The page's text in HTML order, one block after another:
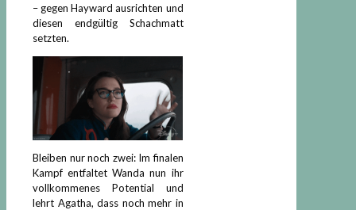
– gegen Hayward ausrichten und
diesen endgültig Schachmatt
setzten.
Bleiben nur noch zwei: Im finalen
Kampf entfaltet Wanda nun ihr
vollkommenes Potential und
lehrt Agatha, dass noch mehr in